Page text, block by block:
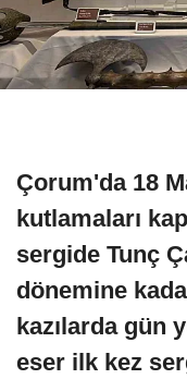
Çorum'da 18
kutlamaları
sergide Tunç
dönemine
kazılarda gün
eser ilk kez